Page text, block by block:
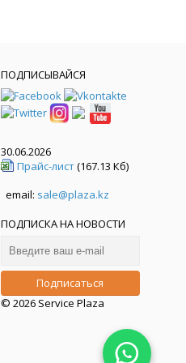
ПОДПИСЫВАЙСЯ
30.06.2026
Прайс-лист(167.13 Кб)
email: sale@plaza.kz
ПОДПИСКА НА НОВОСТИ
© 2026 Service Plaza